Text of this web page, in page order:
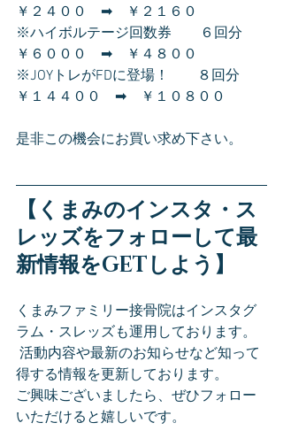
￥２４００　➡　￥２１６０
※ハイボルテージ回数券　　６回分
￥６０００　➡　￥４８００
※JOYトレがFDに登場！　　８回分
￥１４４００　➡　￥１０８００
是非この機会にお買い求め下さい。
【くまみのインスタ・ス
レッズをフォローして最
新情報をGETしよう】
くまみファミリー接骨院はインスタグ
ラム・スレッズも運用しております。
活動内容や最新のお知らせなど知って
得する情報を更新しております。
ご興味ございましたら、ぜひフォロー
いただけると嬉しいです。